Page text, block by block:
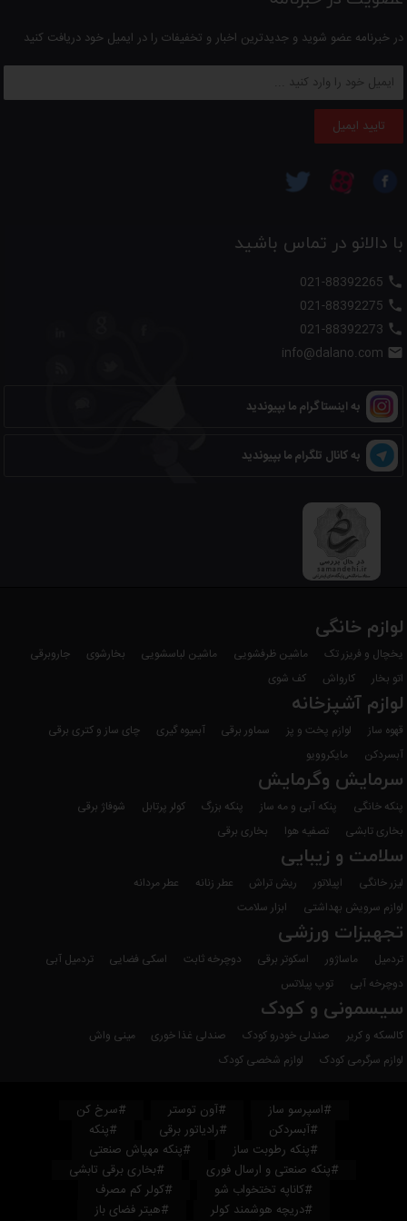
در خبرنامه عضو شوید و جدیدترین اخبار و تخفیفات را در ایمیل خود دریافت کنید
تایید ایمیل
با دالانو در تماس باشید




به اینستاگرام ما بپیوندید
به کانال تلگرام ما بپیوندید
لوازم خانگی
یخچال و فریزر تک ماشین ظرفشویی ماشین لباسشویی بخارشوی
جاروبرقی
اتو بخار
کارواش کف شوی
لوازم آشپزخانه
قهوه ساز لوازم پخت و پز سماور برقی آبمیوه گیری
چای ساز و کتری برقی
آبسردکن
مایکروویو
سرمایش وگرمایش
پنکه خانگی پنکه آبی و مه ساز پنکه بزرگ کولر پرتابل
شوفاژ برقی
بخاری تابشی
تصفیه هوا بخاری برقی
سلامت و زیبایی
لیزر خانگی اپیلاتور ریش تراش عطر زنانه
عطر مردانه
لوازم سرویش بهداشتی
ابزار سلامت
تجهیزات ورزشی
تردمیل ماساژور اسکوتر برقی دوچرخه ثابت اسکی فضایی
تردمیل آبی
دوچرخه آبی
توپ پیلاتس
سیسمونی و کودک
کالسکه و کریر صندلی خودرو کودک صندلی غذا خوری
مینی واش
لوازم سرگرمی کودک
لوازم شخصی کودک
#اسپرسو ساز #آون توستر
#سرخ کن
#آبسردکن
#رادیاتور برقی
#پنکه
#پنکه رطوبت ساز
#پنکه مهپاش صنعتی
#پنکه صنعتی و ارسال فوری
#بخاری برقی تابشی
#کاناپه تختخواب شو
#کولر کم مصرف
#دریچه هوشمند کولر
#هیتر فضای باز